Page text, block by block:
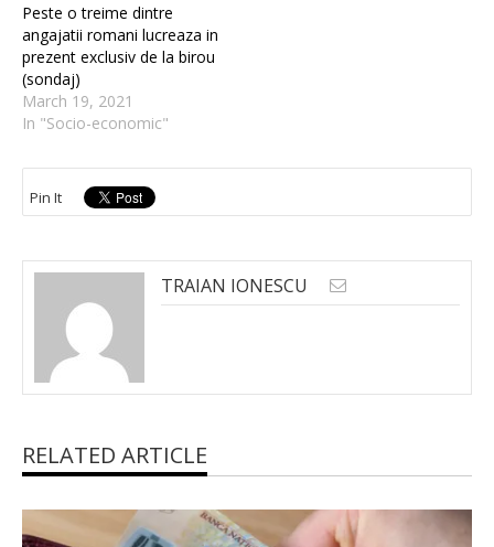
Peste o treime dintre
angajatii romani lucreaza in
prezent exclusiv de la birou
(sondaj)
March 19, 2021
In "Socio-economic"
Pin It
TRAIAN IONESCU
RELATED ARTICLE